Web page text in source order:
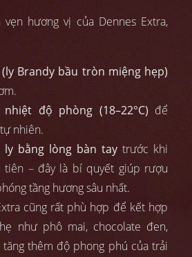
hương vị của Dennes Extra,
Brandy bầu tròn miệng hẹp)
nhiệt độ phòng (18–22°C) để
nhiên.
ly bằng lòng bàn tay trước khi
tiên – đây là bí quyết giúp rượu
tầng hương sâu nhất.
cũng rất phù hợp để kết hợp
như phô mai, chocolate đen,
tăng thêm độ phong phú của trải